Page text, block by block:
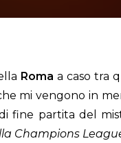
Roma a caso tra
mi vengono in
fine partita del
Champions